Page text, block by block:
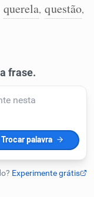
querela, questão,